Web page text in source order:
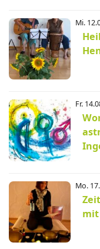
Mi.
Fr.
Mo.
mit